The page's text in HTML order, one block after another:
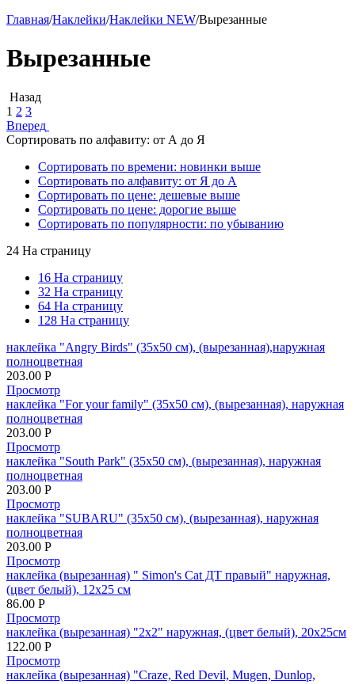
Главная/Наклейки/Наклейки NEW/Вырезанные
Вырезанные
Назад
1 2 3
Вперед
Сортировать по алфавиту: от А до Я
Сортировать по времени: новинки выше
Сортировать по алфавиту: от Я до А
Сортировать по цене: дешевые выше
Сортировать по цене: дорогие выше
Сортировать по популярности: по убыванию
24 На страницу
16 На страницу
32 На страницу
64 На страницу
128 На страницу
наклейка "Angry Birds" (35х50 см), (вырезанная),наружная
полноцветная
203.00 Р
Просмотр
наклейка "For your family" (35х50 см), (вырезанная), наружная
полноцветная
203.00 Р
Просмотр
наклейка "South Park" (35х50 см), (вырезанная), наружная
полноцветная
203.00 Р
Просмотр
наклейка "SUBARU" (35х50 см), (вырезанная), наружная
полноцветная
203.00 Р
Просмотр
наклейка (вырезанная) " Simon's Cat ДТ правый" наружная,
(цвет белый), 12х25 см
86.00 Р
Просмотр
наклейка (вырезанная) "2x2" наружная, (цвет белый), 20х25см
122.00 Р
Просмотр
наклейка (вырезанная) "Craze, Red Devil, Mugen, Dunlop,